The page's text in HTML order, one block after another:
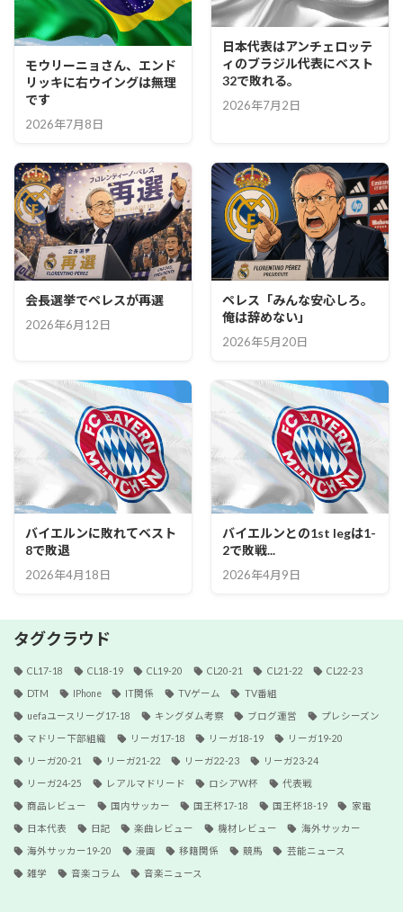
モウリーニョさん、エンド
リッキに右ウイングは無理
です
2026年7月8日
日本代表はアンチェロッテ
ィのブラジル代表にベスト
32で敗れる。
2026年7月2日
会長選挙でペレスが再選
2026年6月12日
ペレス「みんな安心しろ。
俺は辞めない」
2026年5月20日
バイエルンに敗れてベスト
8で敗退
2026年4月18日
バイエルンとの1st legは1-
2で敗戦...
2026年4月9日
タグクラウド
CL17-18 CL18-19 CL19-20 CL20-21 CL21-22 CL22-23
DTM IPhone IT関係 TVゲーム TV番組
uefaユースリーグ17-18 キングダム考察 ブログ運営 プレシーズン
マドリー下部組織 リーガ17-18 リーガ18-19 リーガ19-20
リーガ20-21 リーガ21-22 リーガ22-23 リーガ23-24
リーガ24-25 レアルマドリード ロシアW杯 代表戦
商品レビュー 国内サッカー 国王杯17-18 国王杯18-19 家電
日本代表 日記 楽曲レビュー 機材レビュー 海外サッカー
海外サッカー19-20 漫画 移籍関係 競馬 芸能ニュース
雑学 音楽コラム 音楽ニュース